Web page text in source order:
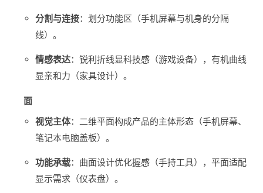
分割与连接‌：划分功能区（手机屏幕与机身的分隔
线）。
情感表达‌：锐利折线显科技感（游戏设备），有机曲线
显亲和力（家具设计）。
面
视觉主体‌：二维平面构成产品的主体形态（手机屏幕、
笔记本电脑盖板）。
功能承载‌：曲面设计优化握感（手持工具），平面适配
显示需求（仪表盘）。